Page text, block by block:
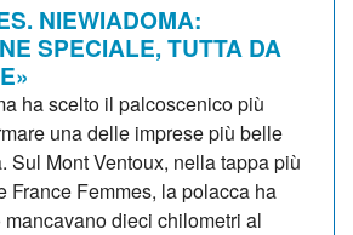
NIEWIADOMA:
SPECIALE, TUTTA DA
ha scelto il palcoscenico più
una delle imprese più belle
Sul Mont Ventoux, nella tappa più
France Femmes, la polacca ha
dieci chilometri al